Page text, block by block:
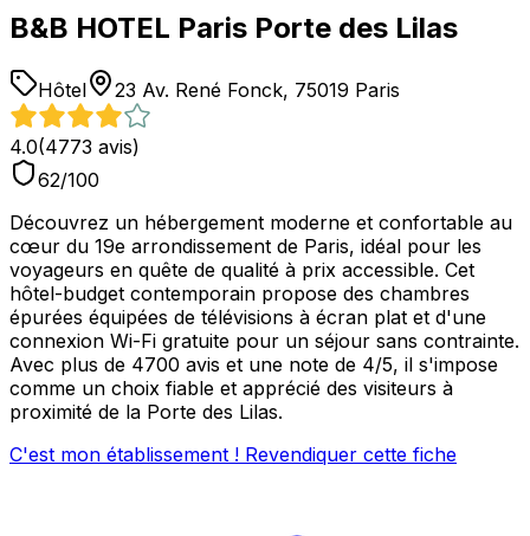
B&B HOTEL Paris Porte des Lilas
Hôtel 23 Av. René Fonck, 75019 Paris
4.0(4773 avis)
62/100
Découvrez un hébergement moderne et confortable au
cœur du 19e arrondissement de Paris, idéal pour les
voyageurs en quête de qualité à prix accessible. Cet
hôtel-budget contemporain propose des chambres
épurées équipées de télévisions à écran plat et d'une
connexion Wi-Fi gratuite pour un séjour sans contrainte.
Avec plus de 4700 avis et une note de 4/5, il s'impose
comme un choix fiable et apprécié des visiteurs à
proximité de la Porte des Lilas.
C'est mon établissement ! Revendiquer cette fiche